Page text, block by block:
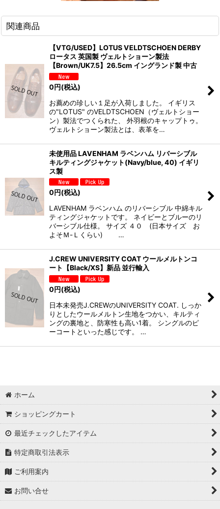
関連商品
【VTG/USED】LOTUS VELDTSCHOEN DERBY
ロータス 英国製 ヴェルトショーン製法
【Brown/UK7.5】26.5cm イングランド製 中古
0円(税込)
お薦めの珍しい１足が入荷しました。 イギリス
の"LOTUS" のVELDTSCHOEN（ヴェルトショー
ン）製法でつくられた、 外羽根のキャップトゥ。
ヴェルトショーン製法とは、表革を…
未使用品 LAVENHAM ラベンハム リバーシブル
キルティングジャケット(Navy/blue, 40) イギリ
ス製
0円(税込)
LAVENHAM ラベンハム のリバーシブル 中綿キル
ティングジャケットです。 ネイビーとブルーのリ
バーシブル仕様。 サイズ ４０ (日本サイズ お
よそＭ-Ｌくらい) …
J.CREW UNIVERSITY COAT ウールメルトンコ
ート【Black/XS】新品 並行輸入
0円(税込)
日本未発売J.CREWのUNIVERSITY COAT. しっか
りとしたウールメルトン生地をつかい、キルティ
ングの裏地と、防寒性も高い1着。 シングルのピ
ーコートといった感じです。 …
ホーム
ショッピングカート
最近チェックしたアイテム
特定商取引法表示
ご利用案内
お問い合せ